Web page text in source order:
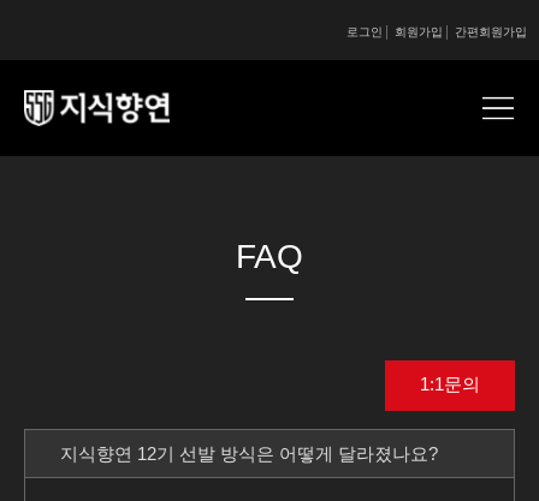
간편회원가입
회원가입
로그인
FAQ
1:1문의
지식향연 12기 선발 방식은 어떻게 달라졌나요?